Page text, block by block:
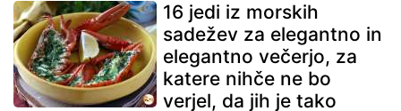
16 jedi iz morskih
sadežev za elegantno in
elegantno večerjo, za
katere nihče ne bo
verjel, da jih je tako